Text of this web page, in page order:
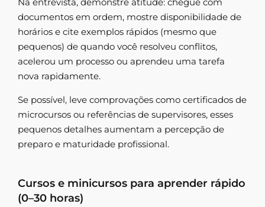
documentos em ordem, mostre disponibilidade de
horários e cite exemplos rápidos (mesmo que
pequenos) de quando você resolveu conflitos,
acelerou um processo ou aprendeu uma tarefa
nova rapidamente.
Se possível, leve comprovações como certificados de
microcursos ou referências de supervisores, esses
pequenos detalhes aumentam a percepção de
preparo e maturidade profissional.
Cursos e minicursos para aprender rápido
(0–30 horas)